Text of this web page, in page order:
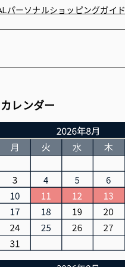
パーソナルショッピングガイド
レンダー